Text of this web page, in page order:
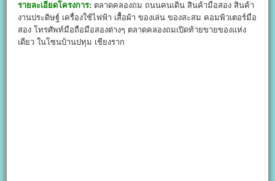
รายละเอียดโครงการ: ตลาดคลองถม ถนนคนเดิน สินค้ามือสอง สินค้า
งานประดิษฐ์ เครื่องใช้ไฟฟ้า เสื้อผ้า ของเล่น ของสะสม คอมพิวเตอร์มือ
สอง โทรศัพท์มือถือมือสองต่างๆ ตลาดคลองถมเปิดท้ายขายของแห่ง
เดียว ในโซนบ้านปทุม เชียงราก